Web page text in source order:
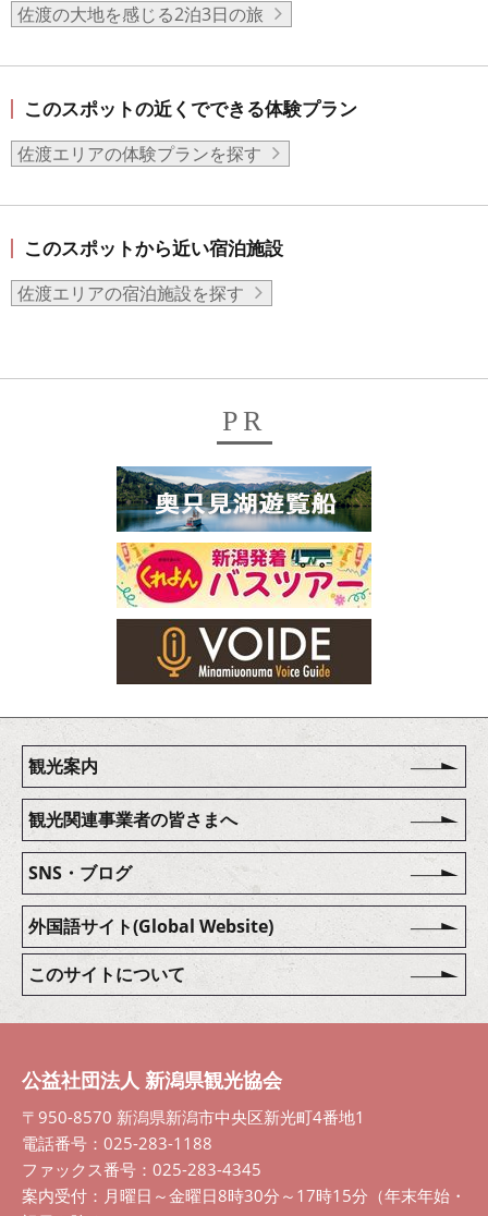
佐渡の大地を感じる2泊3日の旅
このスポットの近くでできる体験プラン
佐渡エリアの体験プランを探す
このスポットから近い宿泊施設
佐渡エリアの宿泊施設を探す
PR
観光案内
観光関連事業者の皆さまへ
SNS・ブログ
外国語サイト(Global Website)
このサイトについて
公益社団法人 新潟県観光協会
〒950-8570 新潟県新潟市中央区新光町4番地1
電話番号：025-283-1188
ファックス番号：025-283-4345
案内受付：月曜日～金曜日8時30分～17時15分（年末年始・